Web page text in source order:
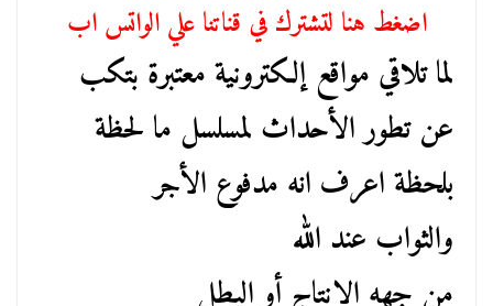
اضغط هنا لتشترك في قناتنا علي الواتس اب
لما تلاقي مواقع إلكترونية معتبرة بتكب
عن تطور الأحداث لمسلسل ما لحظة
بلحظة اعرف انه مدفوع الأجر
والثواب عند الله